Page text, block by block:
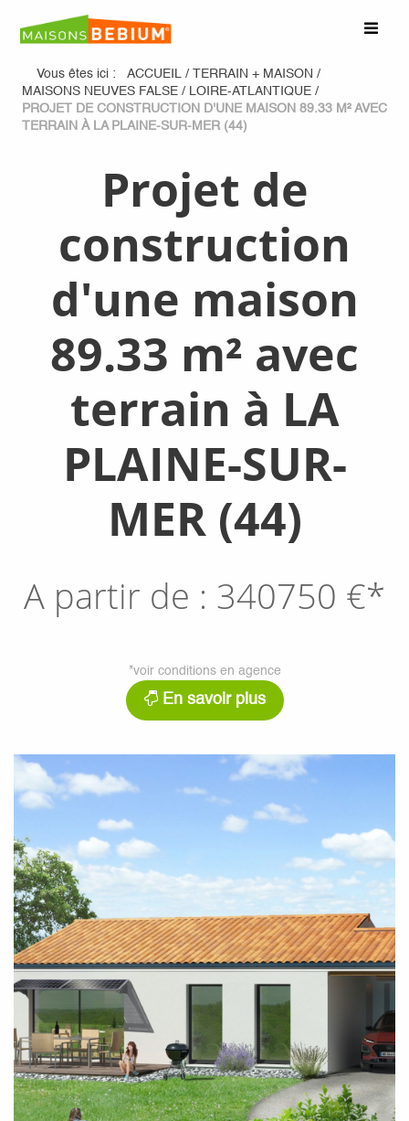
Vous êtes ici : ACCUEIL / TERRAIN + MAISON /
MAISONS NEUVES FALSE / LOIRE-ATLANTIQUE /
PROJET DE CONSTRUCTION D'UNE MAISON 89.33 M² AVEC
TERRAIN À LA PLAINE-SUR-MER (44)
Projet de
construction
d'une maison
89.33 m² avec
terrain à LA
PLAINE-SUR-
MER (44)
A partir de : 340750 €*
*voir conditions en agence
En savoir plus